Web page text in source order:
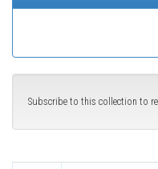
Subscribe to this collection to